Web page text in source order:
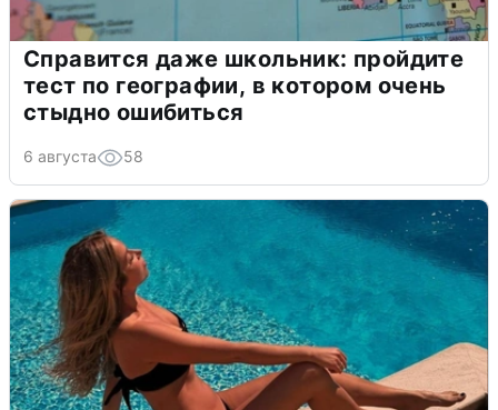
Справится даже школьник: пройдите
тест по географии, в котором очень
стыдно ошибиться
6 августа 58